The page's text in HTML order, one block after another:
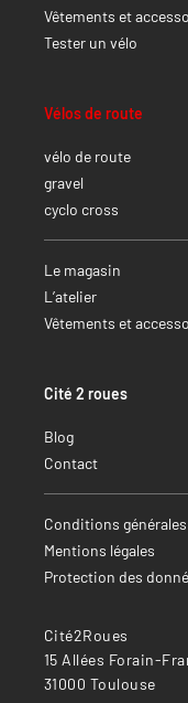
Vêtements et
Tester un vélo
Vélos de route
vélo de route
gravel
cyclo cross
Le magasin
L’atelier
Vêtements et
Cité 2 roues
Blog
Contact
Conditions
Mentions légales
Protection des
Cité2Roues
15 Allées Forain-
31000 Toulouse